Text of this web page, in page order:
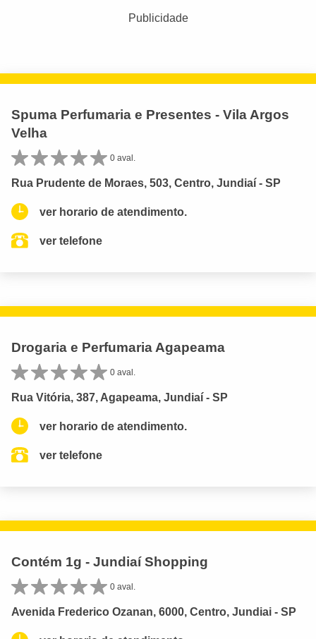
Publicidade
Spuma Perfumaria e Presentes - Vila Argos
Velha
0 aval.
Rua Prudente de Moraes, 503, Centro, Jundiaí - SP
ver horario de atendimento.
ver telefone
Drogaria e Perfumaria Agapeama
0 aval.
Rua Vitória, 387, Agapeama, Jundiaí - SP
ver horario de atendimento.
ver telefone
Contém 1g - Jundiaí Shopping
0 aval.
Avenida Frederico Ozanan, 6000, Centro, Jundiai - SP